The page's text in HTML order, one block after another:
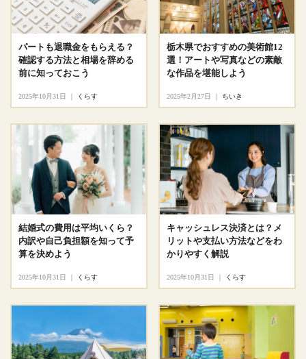
パートも退職金をもらえる？
確認する方法と相場を辞める
前に知っておこう
2025年10月31日 くらす
栃木県でおすすめの美術館12
選！アートや写真などの素敵
な作品を堪能しよう
2025年2月27日 ちいき
結婚式の費用は平均いくら？
内訳や自己負担額を知って予
算を決めよう
2025年10月31日 くらす
キャッシュレス決済とは？メ
リットや支払い方法などをわ
かりやすく解説
2025年10月31日 くらす